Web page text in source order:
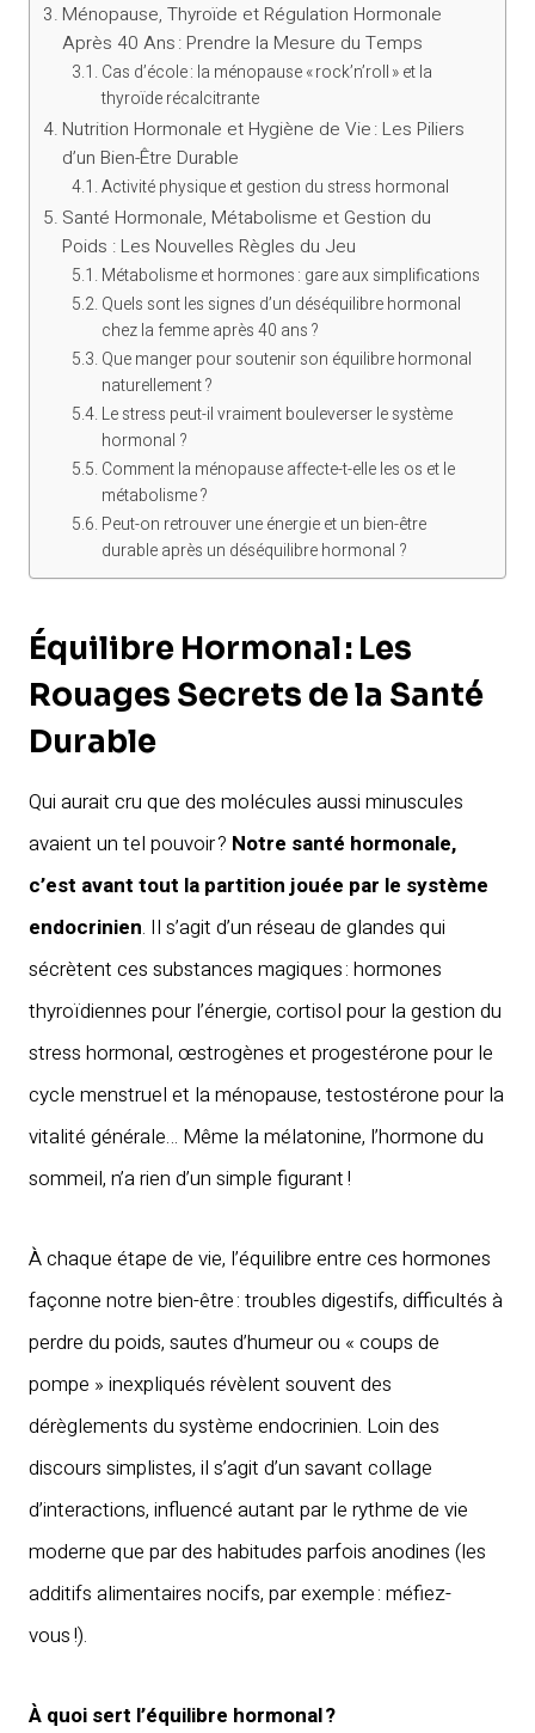
Ménopause, Thyroïde et Régulation Hormonale
Après 40 Ans : Prendre la Mesure du Temps
Cas d’école : la ménopause « rock’n’roll » et la
thyroïde récalcitrante
Nutrition Hormonale et Hygiène de Vie : Les Piliers
d’un Bien-Être Durable
Activité physique et gestion du stress hormonal
Santé Hormonale, Métabolisme et Gestion du
Poids : Les Nouvelles Règles du Jeu
Métabolisme et hormones : gare aux simplifications
Quels sont les signes d’un déséquilibre hormonal
chez la femme après 40 ans ?
Que manger pour soutenir son équilibre hormonal
naturellement ?
Le stress peut-il vraiment bouleverser le système
hormonal ?
Comment la ménopause affecte-t-elle les os et le
métabolisme ?
Peut-on retrouver une énergie et un bien-être
durable après un déséquilibre hormonal ?
Équilibre Hormonal : Les
Rouages Secrets de la Santé
Durable
Qui aurait cru que des molécules aussi minuscules
avaient un tel pouvoir ? Notre santé hormonale,
c’est avant tout la partition jouée par le système
endocrinien. Il s’agit d’un réseau de glandes qui
sécrètent ces substances magiques : hormones
thyroïdiennes pour l’énergie, cortisol pour la gestion du
stress hormonal, œstrogènes et progestérone pour le
cycle menstruel et la ménopause, testostérone pour la
vitalité générale… Même la mélatonine, l’hormone du
sommeil, n’a rien d’un simple figurant !
À chaque étape de vie, l’équilibre entre ces hormones
façonne notre bien-être : troubles digestifs, difficultés à
perdre du poids, sautes d’humeur ou « coups de
pompe » inexpliqués révèlent souvent des
dérèglements du système endocrinien. Loin des
discours simplistes, il s’agit d’un savant collage
d’interactions, influencé autant par le rythme de vie
moderne que par des habitudes parfois anodines (les
additifs alimentaires nocifs, par exemple : méfiez-
vous !).
À quoi sert l’équilibre hormonal ?